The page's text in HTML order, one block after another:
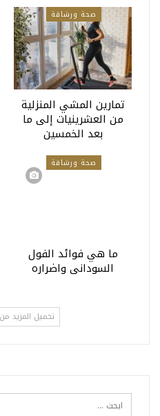
صحة ورشاقة
تمارين المشي المنزلية
من العشرينيات إلى ما
بعد الخمسين
صحة ورشاقة
ما هي فوائد الفول
السودانى واضراره
تحميل المزيد